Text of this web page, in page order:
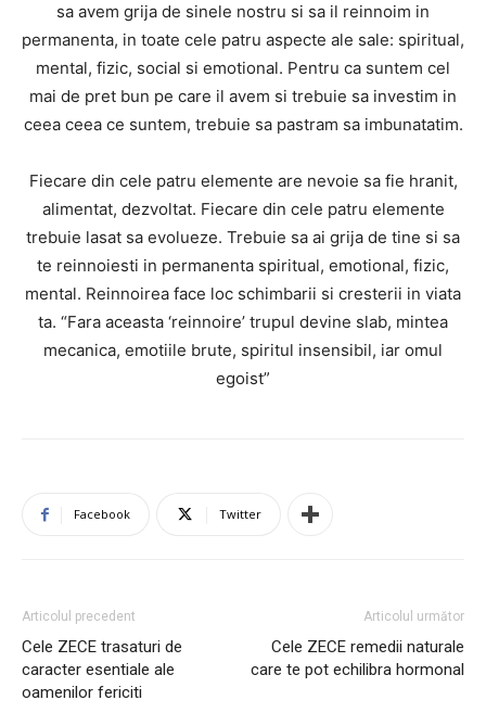
sa avem grija de sinele nostru si sa il reinnoim in
permanenta, in toate cele patru aspecte ale sale: spiritual,
mental, fizic, social si emotional. Pentru ca suntem cel
mai de pret bun pe care il avem si trebuie sa investim in
ceea ceea ce suntem, trebuie sa pastram sa imbunatatim.
Fiecare din cele patru elemente are nevoie sa fie hranit,
alimentat, dezvoltat. Fiecare din cele patru elemente
trebuie lasat sa evolueze. Trebuie sa ai grija de tine si sa
te reinnoiesti in permanenta spiritual, emotional, fizic,
mental. Reinnoirea face loc schimbarii si cresterii in viata
ta. “Fara aceasta ‘reinnoire’ trupul devine slab, mintea
mecanica, emotiile brute, spiritul insensibil, iar omul
egoist”
Facebook Twitter
Articolul precedent
Cele ZECE trasaturi de
caracter esentiale ale
oamenilor fericiti
Articolul următor
Cele ZECE remedii naturale
care te pot echilibra hormonal